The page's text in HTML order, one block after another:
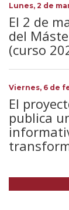
Lunes, 2 de
El 2 de
del
(curso
Viernes, 6 de
El
publica